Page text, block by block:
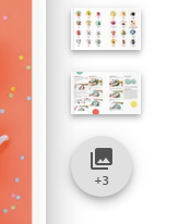
collections
+3